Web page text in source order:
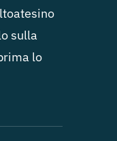
sulla
lo